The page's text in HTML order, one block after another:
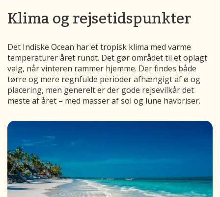
Klima og rejsetidspunkter
Det Indiske Ocean har et tropisk klima med varme
temperaturer året rundt. Det gør området til et oplagt
valg, når vinteren rammer hjemme. Der findes både
tørre og mere regnfulde perioder afhængigt af ø og
placering, men generelt er der gode rejsevilkår det
meste af året – med masser af sol og lune havbriser.